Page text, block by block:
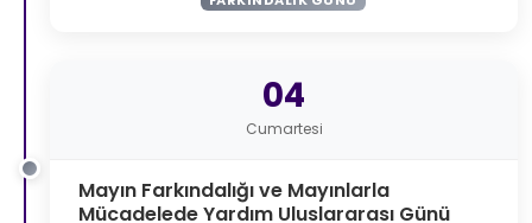
04
Cumartesi
Mayın Farkındalığı ve Mayınlarla
Mücadelede Yardım Uluslararası Günü